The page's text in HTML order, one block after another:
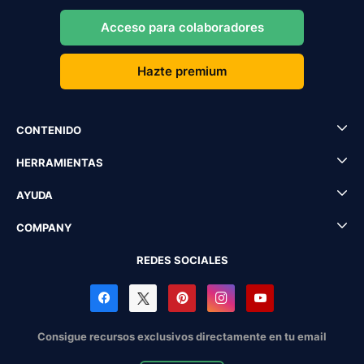
Acceso para colaboradores
Hazte premium
CONTENIDO
HERRAMIENTAS
AYUDA
COMPANY
REDES SOCIALES
Consigue recursos exclusivos directamente en tu email